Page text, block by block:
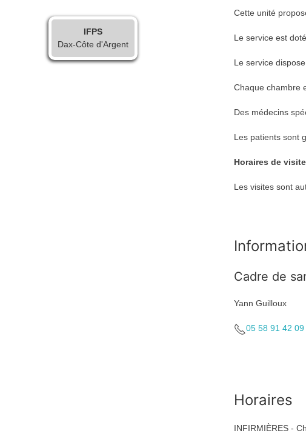
IFPS
Dax-Côte d'Argent
Cette unité
Le service est
Le service
Chaque chambre
Des médecins
Les patients sont
Horaires de visite
Les visites sont
Cadre de
Yann Guilloux
05 58 91 42 09
Horaires
INFIRMIÈRES -